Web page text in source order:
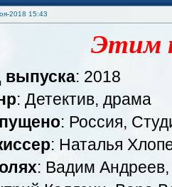
2018 15:43
Этим
выпуска: 2018
: Детектив, драма
: Россия,
: Наталья
: Вадим